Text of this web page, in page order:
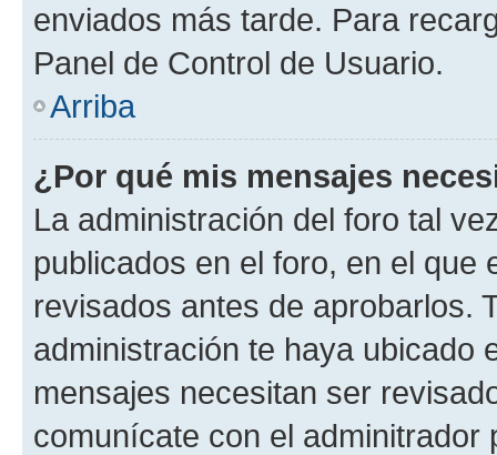
enviados más tarde. Para
Panel de Control de Usuario.
Arriba
¿Por qué mis mensajes
La administración del foro tal
publicados en el foro, en el
revisados antes de aprobarlos.
administración te haya ubicado
mensajes necesitan ser
comunícate con el